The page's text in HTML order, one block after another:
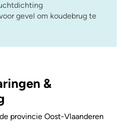
gevel om koudebrug te
&
provincie Oost-Vlaanderen